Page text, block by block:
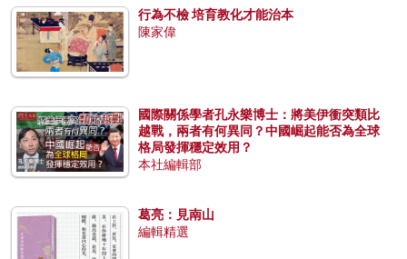
行為不檢 培育教化才能治本
陳家偉
國際關係學者孔永樂博士：將美伊衝突類比
越戰，兩者有何異同？中國崛起能否為全球
格局發揮穩定效用？
本社編輯部
葛亮：見南山
編輯精選